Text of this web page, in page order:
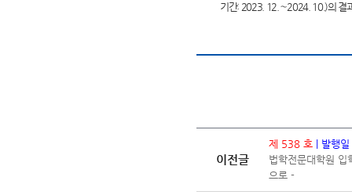
기간: 2023. 12.∼2024. 10.)의 결과
이전글
제 538 호 | 발행
법학전문대학원
으로 -